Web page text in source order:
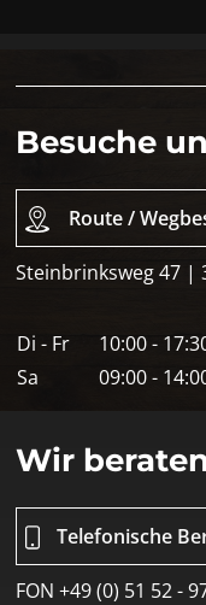
Besuche
Route /
Steinbrinksweg 47 |
Di - Fr
10:00 -
Sa
09:00 -
Wir
Telefonische
FON +49 (0) 51 52 -